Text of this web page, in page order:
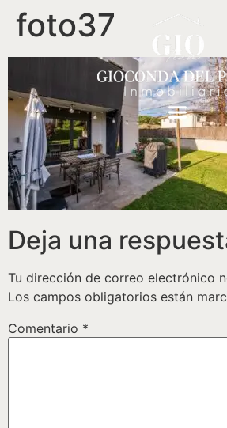
foto37
Deja una
Tu dirección de correo electrónico
Los campos obligatorios están
Comentario *